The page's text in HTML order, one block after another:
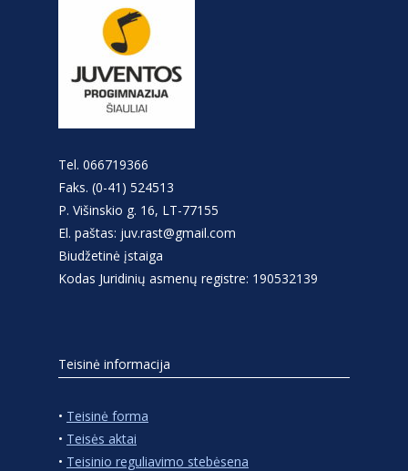
Tel. 066719366
Faks. (0-41) 524513
P. Višinskio g. 16, LT-77155
El. paštas: juv.rast@gmail.com
Biudžetinė įstaiga
Kodas Juridinių asmenų registre: 190532139
Teisinė informacija
• Teisinė forma
• Teisės aktai
• Teisinio reguliavimo stebėsena